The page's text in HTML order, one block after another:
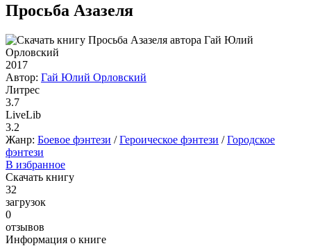
Просьба Азазеля
2017
Автор: Гай Юлий Орловский
Литрес
3.7
LiveLib
3.2
Жанр: Боевое фэнтези /Героическое фэнтези /Городское
фэнтези
В избранное
Скачать книгу
32
загрузок
0
отзывов
Информация о книге